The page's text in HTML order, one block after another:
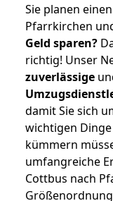
Sie planen
Pfarrkirchen
Geld sparen?
richtig! Unser
zuverlässige
damit Sie sich
wichtigen
kümmern
umfangreiche
Cottbus nach